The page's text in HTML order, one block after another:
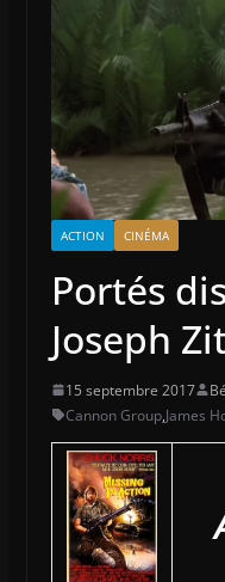
ACTION CINÉMA
Portés
Joseph
15 septembre 2017
Cannon Group,James